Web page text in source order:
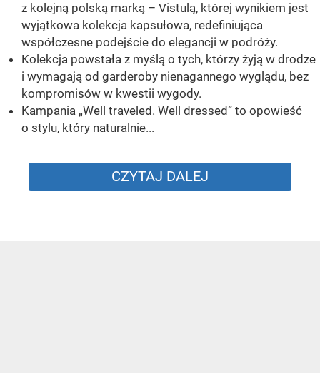
z kolejną polską marką – Vistulą, której wynikiem jest
wyjątkowa kolekcja kapsułowa, redefiniująca
współczesne podejście do elegancji w podróży.
Kolekcja powstała z myślą o tych, którzy żyją w drodze
i wymagają od garderoby nienagannego wyglądu, bez
kompromisów w kwestii wygody.
Kampania „Well traveled. Well dressed” to opowieść
o stylu, który naturalnie...
CZYTAJ DALEJ